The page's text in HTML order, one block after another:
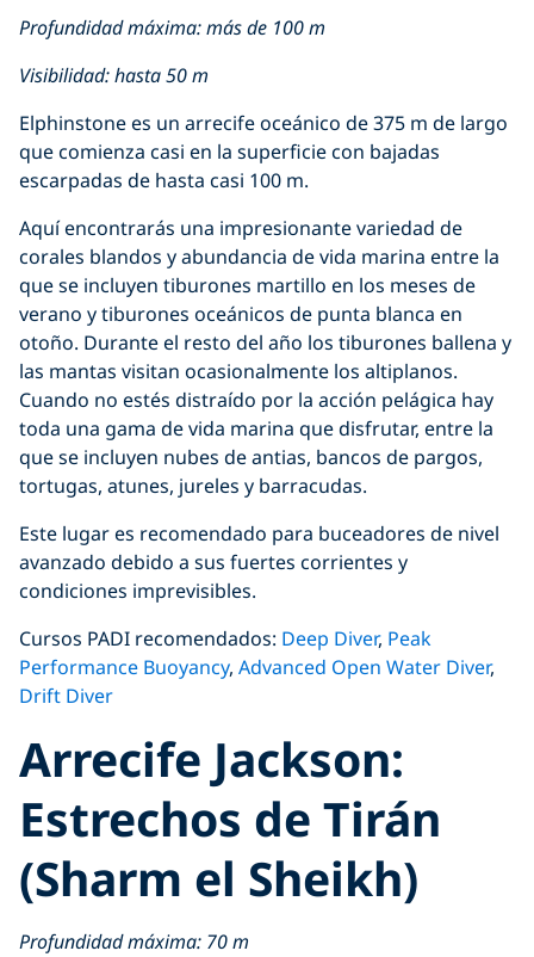
Profundidad máxima: más de 100 m
Visibilidad: hasta 50 m
Elphinstone es un arrecife oceánico de 375 m de largo
que comienza casi en la superficie con bajadas
escarpadas de hasta casi 100 m.
Aquí encontrarás una impresionante variedad de
corales blandos y abundancia de vida marina entre la
que se incluyen tiburones martillo en los meses de
verano y tiburones oceánicos de punta blanca en
otoño. Durante el resto del año los tiburones ballena y
las mantas visitan ocasionalmente los altiplanos.
Cuando no estés distraído por la acción pelágica hay
toda una gama de vida marina que disfrutar, entre la
que se incluyen nubes de antias, bancos de pargos,
tortugas, atunes, jureles y barracudas.
Este lugar es recomendado para buceadores de nivel
avanzado debido a sus fuertes corrientes y
condiciones imprevisibles.
Cursos PADI recomendados: Deep Diver, Peak
Performance Buoyancy, Advanced Open Water Diver,
Drift Diver
Arrecife Jackson:
Estrechos de Tirán
(Sharm el Sheikh)
Profundidad máxima: 70 m